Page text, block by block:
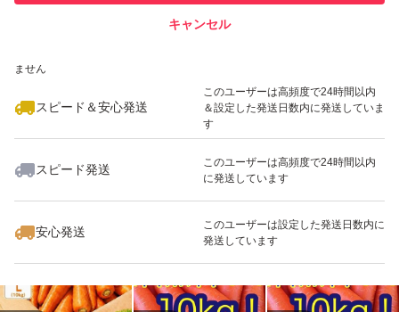
ません
スピード＆安心発送
このユーザーは高頻度で24時間以内
＆設定した発送日数内に発送していま
す
スピード発送
このユーザーは高頻度で24時間以内
に発送しています
安心発送
このユーザーは設定した発送日数内に
発送しています
キャンセル
いいね！
2,580